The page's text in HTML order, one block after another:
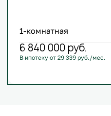
1-комнатная
6 840 000 руб.
В ипотеку от 29 339 руб./мес.